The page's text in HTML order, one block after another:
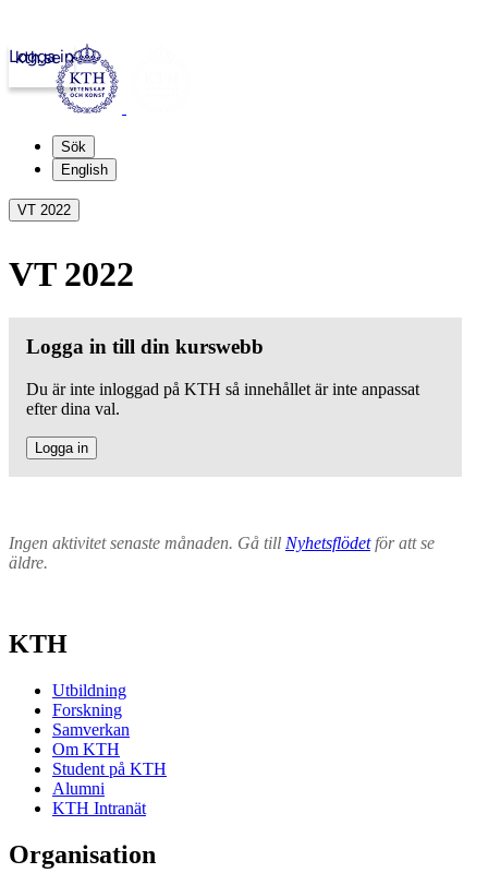
kth.se
Logga in
Sök
English
VT 2022
VT 2022
Logga in till din kurswebb
Du är inte inloggad på KTH så innehållet är inte anpassat
efter dina val.
Logga in
Ingen aktivitet senaste månaden. Gå till Nyhetsflödetför att se
äldre.
KTH
Utbildning
Forskning
Samverkan
Om KTH
Student på KTH
Alumni
KTH Intranät
Organisation